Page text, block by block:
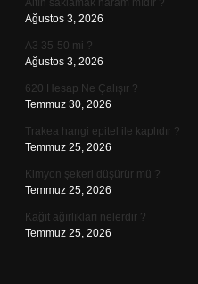
Altın saklamak haram mıdır ?
Ağustos 3, 2026
A3 35-50 mi ?
Ağustos 3, 2026
620 Hesap Ne Çalışır ?
Temmuz 30, 2026
Trakea hangi epitel ile kaplıdır ?
Temmuz 25, 2026
Kimyon şekeri düşürür mü ?
Temmuz 25, 2026
Kağıt ağırlıkları nelerdir ?
Temmuz 25, 2026